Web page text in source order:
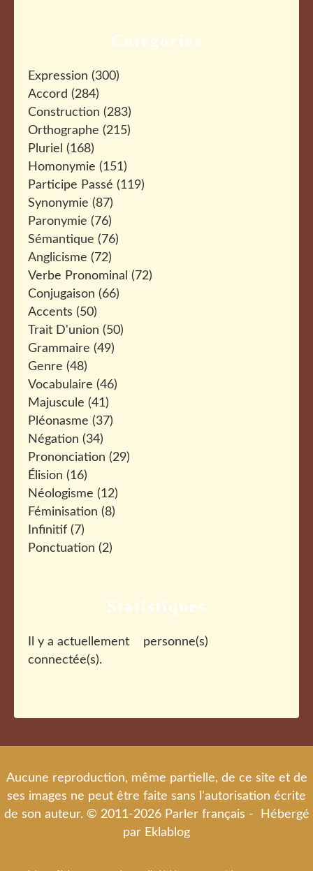
Catégories
Expression (300)
Accord (284)
Construction (283)
Orthographe (215)
Pluriel (168)
Homonymie (151)
Participe Passé (119)
Synonymie (87)
Paronymie (76)
Sémantique (76)
Anglicisme (72)
Verbe Pronominal (72)
Conjugaison (66)
Accents (50)
Trait D'union (50)
Grammaire (49)
Genre (48)
Vocabulaire (46)
Majuscule (41)
Pléonasme (37)
Négation (34)
Prononciation (29)
Élision (16)
Néologisme (12)
Féminisation (8)
Infinitif (7)
Ponctuation (2)
Statistiques
Il y a actuellement
personne(s)
connectée(s).
Aucune reproduction, même partielle, de ce site et de
ses images ne peut être faite sans l'autorisation écrite
de son auteur. © 2011-2026 Parler français - Hébergé
par Eklablog